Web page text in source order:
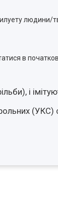
людини/
в
і
(УКС)